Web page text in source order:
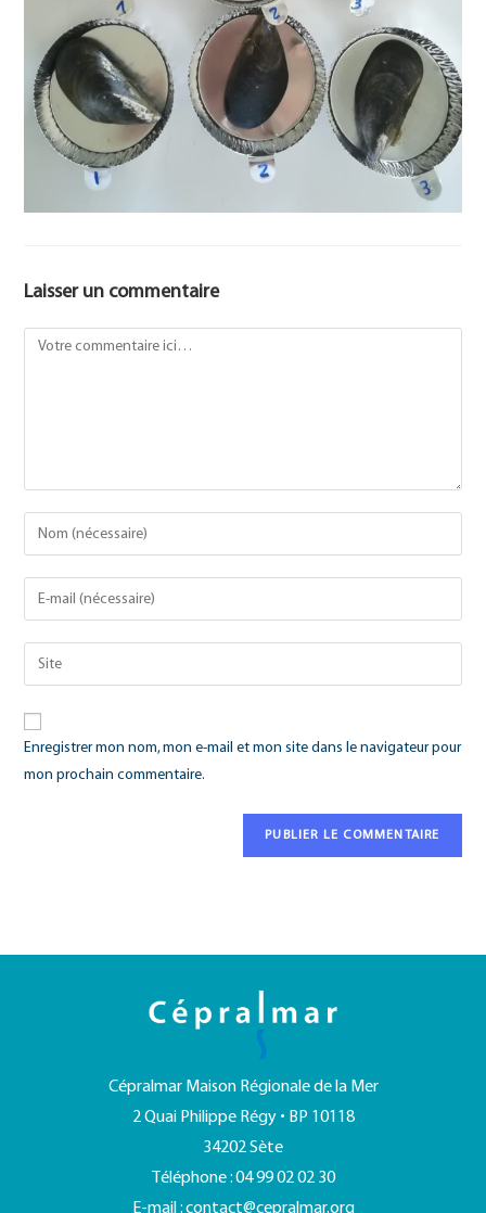
Laisser un commentaire
Enregistrer mon nom, mon e-mail et mon site dans le navigateur pour
mon prochain commentaire.
Cépralmar Maison Régionale de la Mer
2 Quai Philippe Régy • BP 10118
34202 Sète
Téléphone : 04 99 02 02 30
E-mail : contact@cepralmar.org